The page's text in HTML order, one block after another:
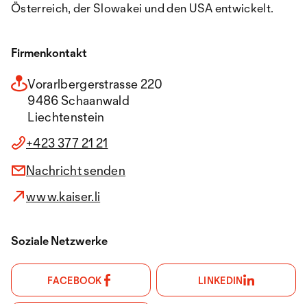
Österreich, der Slowakei und den USA entwickelt.
Firmenkontakt
Vorarlbergerstrasse 220
9486 Schaanwald
Liechtenstein
+423 377 21 21
Nachricht senden
www.kaiser.li
Soziale Netzwerke
FACEBOOK LINKEDIN